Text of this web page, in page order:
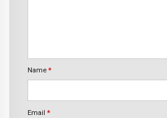
Name *
Email *